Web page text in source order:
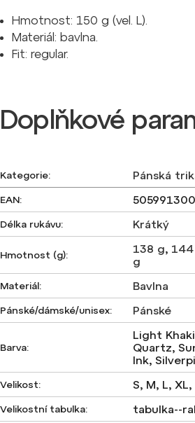
Hmotnost: 150 g (vel. L).
Materiál: bavlna.
Fit: regular.
Doplňkové
Kategorie: Pánská
EAN:
Délka rukávu: Krátký
Hmotnost (g): 138 g,
g
Materiál: Bavlna
Pánské/dámské/unisex: Pánské
Barva:
Light
Quartz,
Ink,
Velikost: S, M, L, XL,
Velikostní tabulka: tabulka--